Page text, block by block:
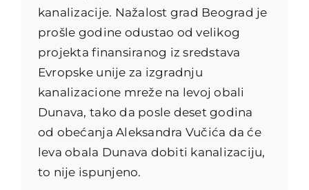
kanalizacije. Nažalost grad Beograd je
prošle godine odustao od velikog
projekta finansiranog iz sredstava
Evropske unije za izgradnju
kanalizacione mreže na levoj obali
Dunava, tako da posle deset godina
od obećanja Aleksandra Vučića da će
leva obala Dunava dobiti kanalizaciju,
to nije ispunjeno.